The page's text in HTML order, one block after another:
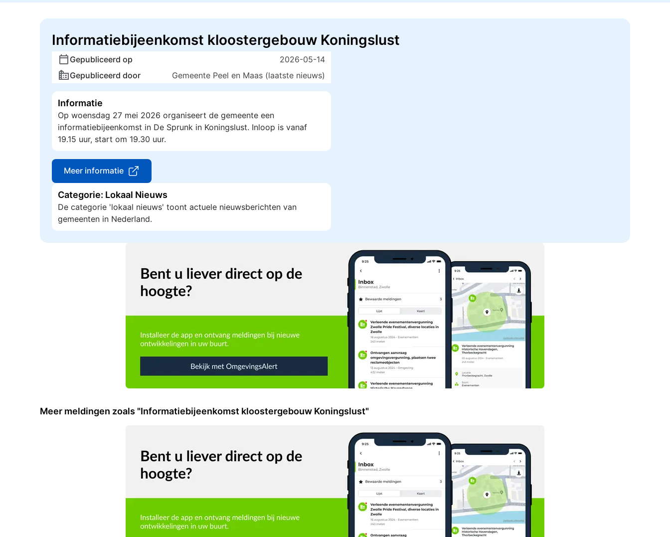
Informatiebijeenkomst kloostergebouw Koningslust
Gepubliceerd op
2026-05-14
Gepubliceerd door
Gemeente Peel en Maas (laatste nieuws)
Informatie
Op woensdag 27 mei 2026 organiseert de gemeente een
informatiebijeenkomst in De Sprunk in Koningslust. Inloop is vanaf
19.15 uur, start om 19.30 uur.
Meer informatie
Categorie: Lokaal Nieuws
De categorie 'lokaal nieuws' toont actuele nieuwsberichten van
gemeenten in Nederland.
Meer meldingen zoals "Informatiebijeenkomst kloostergebouw Koningslust"